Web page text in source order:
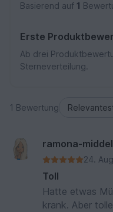
Basierend auf 1
Erste
Ab drei
Sterneverteilung.
1 Bewertung
ramona-
24.
Toll
Hatte etwas
krank. Aber